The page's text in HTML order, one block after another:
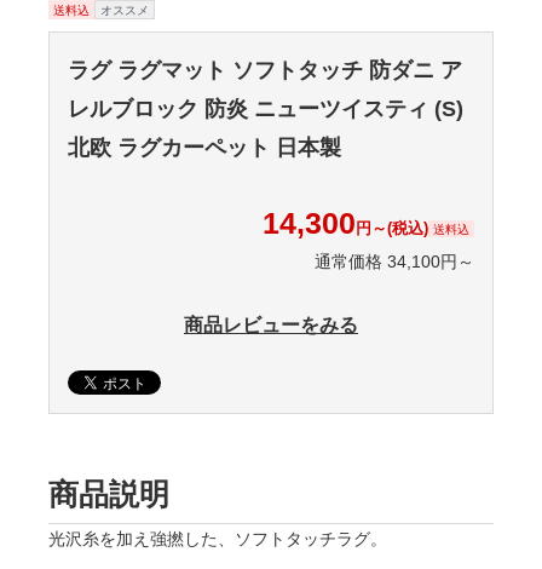
送料込 オススメ
ラグ ラグマット ソフトタッチ 防ダニ ア
レルブロック 防炎 ニューツイスティ (S)
北欧 ラグカーペット 日本製
14,300 円～(税込) 送料込
通常価格 34,100円～
商品レビューをみる
商品説明
光沢糸を加え強撚した、ソフトタッチラグ。